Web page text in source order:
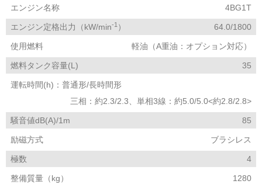
エンジン名称 4BG1T
エンジン定格出力（kW/min-1 ） 64.0/1800
使用燃料 軽油（A重油：オプション対応）
燃料タンク容量(L) 35
運転時間(h)：普通形/長時間形
三相：約2.3/2.3、単相3線：約5.0/5.0<約2.8/2.8>
騒音値dB(A)/1m 85
励磁方式 ブラシレス
極数 4
整備質量（kg） 1280